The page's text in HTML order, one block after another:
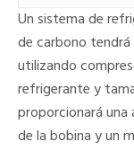
Un sistema de
de carbono
utilizando
refrigerante y
proporcionará una
de la bobina y un